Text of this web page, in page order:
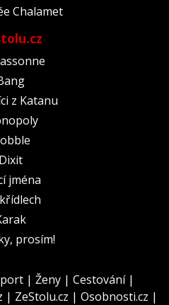
Chalamet
z Katanu
Dixit
jména
prosím!
| Ženy | Cestování|
| ZeStolu.cz | Osobnosti.cz |